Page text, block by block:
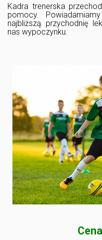
Kadra trenerska
pomocy.
najbliższą przychodnię
nas wypoczynku.